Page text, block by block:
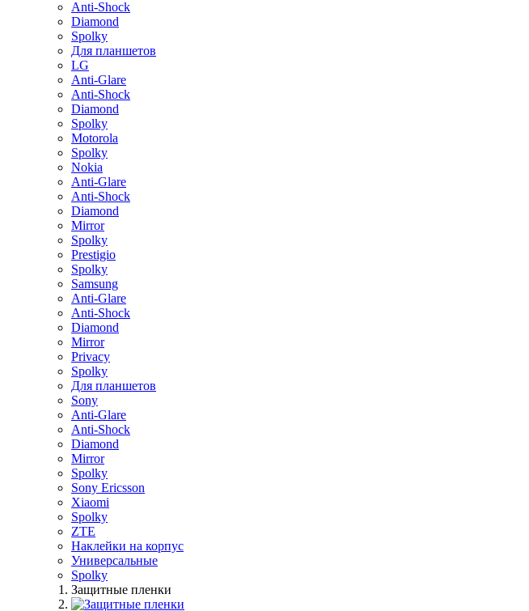
Anti-Shock
Diamond
Spolky
Для планшетов
LG
Anti-Glare
Anti-Shock
Diamond
Spolky
Motorola
Spolky
Nokia
Anti-Glare
Anti-Shock
Diamond
Mirror
Spolky
Prestigio
Spolky
Samsung
Anti-Glare
Anti-Shock
Diamond
Mirror
Privacy
Spolky
Для планшетов
Sony
Anti-Glare
Anti-Shock
Diamond
Mirror
Spolky
Sony Ericsson
Xiaomi
Spolky
ZTE
Наклейки на корпус
Универсальные
Spolky
Защитные пленки